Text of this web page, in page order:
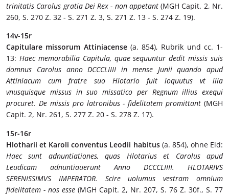
trinitatis Carolus gratia Dei Rex - non appetant(MGH Capit. 2, Nr.
260, S. 270 Z. 32 - S. 271 Z. 3, S. 271 Z. 13 - S. 274 Z. 19).
14v-15r
Capitulare missorum Attiniacense(a. 854), Rubrik und cc. 1-
13: Haec memorabilia Capitula, quae sequuntur dedit missis suis
domnus Carolus anno DCCCLIIII in mense Junii quando apud
Attiniacum cum fratre suo Hlotario fuit loquutus vt illa
vnusquisque missus in suo missatico per Regnum illius exequi
procuret. De missis pro latronibus - fidelitatem promittant (MGH
Capit. 2, Nr. 261, S. 277 Z. 20 - S. 278 Z. 17).
15r-16r
Hlotharii et Karoli conventus Leodii habitus(a. 854), ohne Eid:
Haec sunt adnuntiationes, quas Hlotarius et Carolus apud
Leudicam adnuntiauerunt Anno DCCCLIIII. HLOTARIVS
SERENISSIMVS IMPERATOR. Scire uolumus vestram omnium
fidelitatem - nos esse (MGH Capit. 2, Nr. 207, S. 76 Z. 30f., S. 77